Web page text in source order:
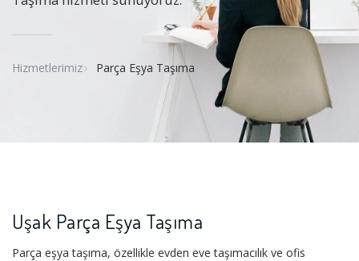
Hizmetlerimiz Parça Eşya Taşıma
Uşak Parça Eşya Taşıma
Parça eşya taşıma, özellikle evden eve taşımacılık ve ofis